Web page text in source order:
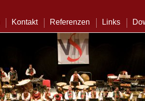
Kontakt Referenzen Links